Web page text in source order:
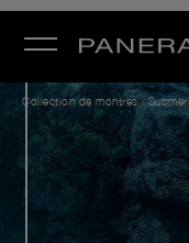
Collection de montres /